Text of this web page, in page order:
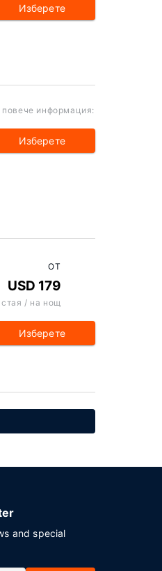
Изберете
повече информация:
Изберете
ОТ
USD 179
стая / на нощ
Изберете
and special